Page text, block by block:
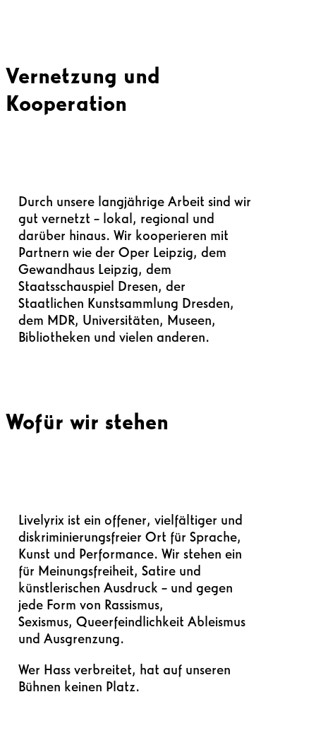
Vernetzung und
Kooperation
Durch unsere langjährige Arbeit sind wir
gut vernetzt – lokal, regional und
darüber hinaus. Wir kooperieren mit
Partnern wie der Oper Leipzig, dem
Gewandhaus Leipzig, dem
Staatsschauspiel Dresen, der
Staatlichen Kunstsammlung Dresden,
dem MDR, Universitäten, Museen,
Bibliotheken und vielen anderen.
Wofür wir stehen
Livelyrix ist ein offener, vielfältiger und
diskriminierungsfreier Ort für Sprache,
Kunst und Performance. Wir stehen ein
für Meinungsfreiheit, Satire und
künstlerischen Ausdruck – und gegen
jede Form von Rassismus,
Sexismus, Queerfeindlichkeit Ableismus
und Ausgrenzung.
Wer Hass verbreitet, hat auf unseren
Bühnen keinen Platz.